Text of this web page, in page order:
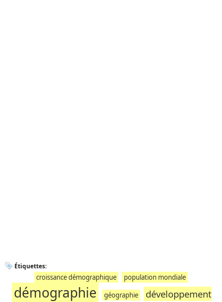
Étiquettes:
croissance démographique population mondiale
démographie géographie
développement